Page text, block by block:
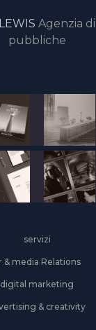
online
Agenzia
pubbliche
servizi
& media Relations
digital marketing
& creativity